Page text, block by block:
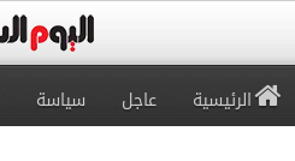
الرئيسية عاجل سياسة